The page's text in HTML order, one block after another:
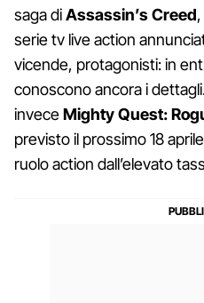
saga diAssassin’s Creed
serie tv live action
vicende, protagonisti: in
conoscono ancora i
inveceMighty Quest:
previsto il prossimo 18
ruolo action dall’elevato